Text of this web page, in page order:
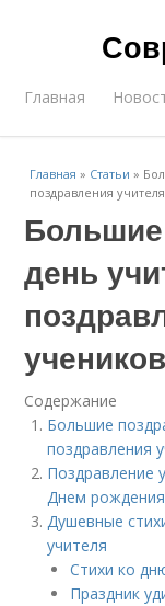
Главная
Главная » Статьи »
поздравления
день
Содержание
Большие
поздравления
Поздравление
Днем
Душевные
учителя
Стихи ко
Праздник